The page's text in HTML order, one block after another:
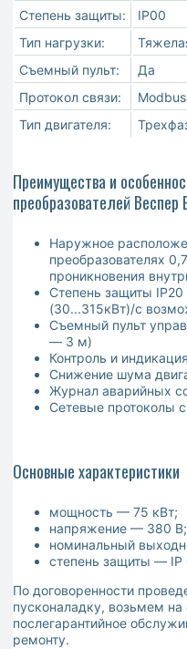
Степень защиты:
IP00
Тип нагрузки:
Съемный пульт:
Да
Протокол связи:
Modbus
Тип двигателя:
Преимущества и
преобразователей
Наружное
преобразователях
проникновения
Степень защиты
(30...315кВт)/с
Съемный пульт
— 3 м)
Контроль и
Снижение шума
Журнал аварийных
Сетевые протоколы
Основные характеристики
мощность — 75 кВт;
напряжение — 380 В;
номинальный
степень защиты — IP
По договоренности
пусконаладку, возьмем на
послегарантийное
ремонту.